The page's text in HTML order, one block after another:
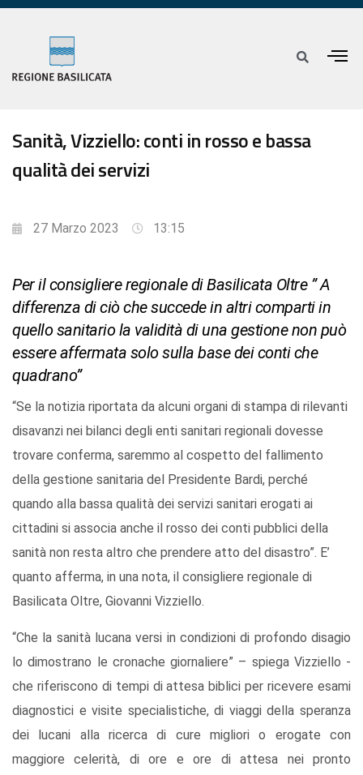
Sanità, Vizziello: conti in rosso e bassa
qualità dei servizi
27 Marzo 2023 13:15
Per il consigliere regionale di Basilicata Oltre ” A
differenza di ciò che succede in altri comparti in
quello sanitario la validità di una gestione non può
essere affermata solo sulla base dei conti che
quadrano”
“Se la notizia riportata da alcuni organi di stampa di rilevanti
disavanzi nei bilanci degli enti sanitari regionali dovesse
trovare conferma, saremmo al cospetto del fallimento
della gestione sanitaria del Presidente Bardi, perché
quando alla bassa qualità dei servizi sanitari erogati ai
cittadini si associa anche il rosso dei conti pubblici della
sanità non resta altro che prendere atto del disastro”. E’
quanto afferma, in una nota, il consigliere regionale di
Basilicata Oltre, Giovanni Vizziello.
“Che la sanità lucana versi in condizioni di profondo disagio
lo dimostrano le cronache giornaliere” – spiega Vizziello -
che riferiscono di tempi di attesa biblici per ricevere esami
diagnostici e visite specialistiche, di viaggi della speranza
dei lucani alla ricerca di cure migliori o erogate con
maggiore celerità, di ore e ore di attesa nei pronto